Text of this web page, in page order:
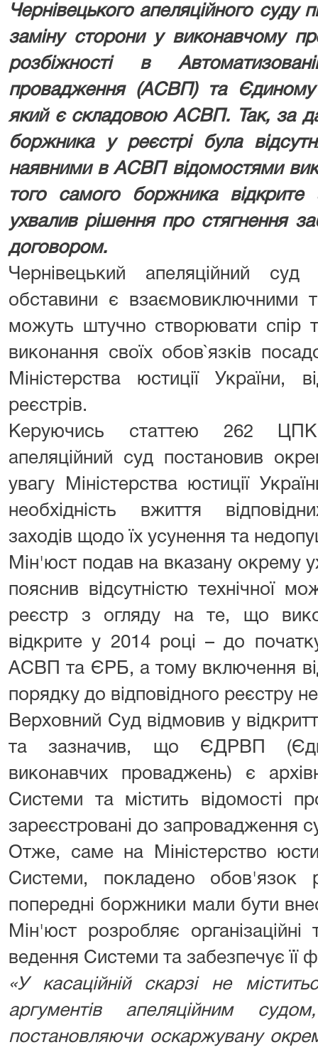
Чернівецького апеляційного суду
заміну сторони у виконавчому
розбіжності в
провадження (АСВП) та Єдиному
який є складовою АСВП.
Так, за
боржника у реєстрі була
наявними в АСВП відомостями
того самого боржника
ухвалив рішення про стягнення
договором.
Чернівецький апеляційний
обставини є взаємовиключними
можуть штучно створювати спір
виконання своїх обов`язків
Міністерства юстиції України,
реєстрів.
Керуючись статтею 262 ЦПК
апеляційний суд постановив
увагу Міністерства юстиції
необхідність вжиття
заходів щодо їх усунення та
Мін'юст подав на вказану окрему
пояснив відсутністю технічної
реєстр з огляду на те, що
відкрите у 2014 році – до
АСВП та ЄРБ, а тому включення
порядку до відповідного реєстру
Верховний Суд відмовив у
та зазначив, що ЄДРВП
виконавчих проваджень) є
Системи та містить відомості
зареєстровані до запровадження
Отже, саме на Міністерство
Системи, покладено обов'язок
попередні боржники мали бути
Мін'юст розробляє організаційні
ведення Системи та забезпечує її
«У касаційній скарзі не
аргументів апеляційним
постановляючи оскаржувану